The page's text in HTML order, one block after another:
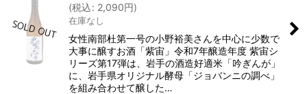
(税込: 2,090円)
在庫なし
女性南部杜第一号の小野裕美さんを中心に少数で
大事に醸すお酒「紫宙」令和7年醸造年度 紫宙シ
リーズ第17弾は、岩手の酒造好適米「吟ぎんが」
に、岩手県オリジナル酵母「ジョバンニの調べ」
を組み合わせて醸した…